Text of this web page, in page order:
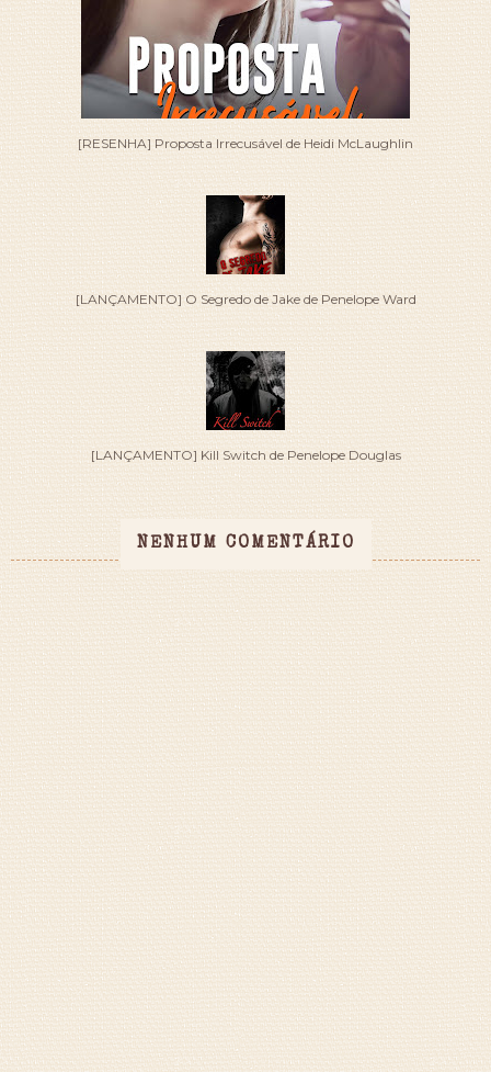
[RESENHA] Proposta Irrecusável de Heidi McLaughlin
[LANÇAMENTO] O Segredo de Jake de Penelope Ward
[LANÇAMENTO] Kill Switch de Penelope Douglas
NENHUM COMENTÁRIO